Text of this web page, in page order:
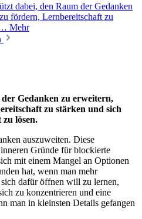
dabei, den Raum der Gedanken
fördern, Lernbereitschaft zu
Mehr
Gedanken zu erweitern,
zu stärken und sich
lösen.
auszuweiten. Diese
Gründe für blockierte
mit einem Mangel an Optionen
hat, wenn man mehr
dafür öffnen will zu lernen,
zu konzentrieren und eine
man in kleinsten Details gefangen